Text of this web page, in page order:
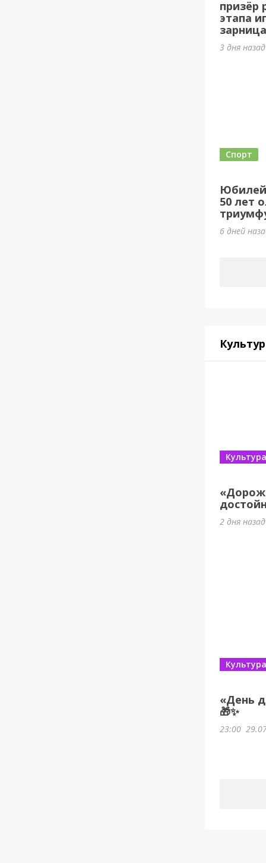
призёр
этапа
3 дня
50 лет
Спорт
6 дней
Культура
2 дня
«День
🎁✨
Культура
23:00